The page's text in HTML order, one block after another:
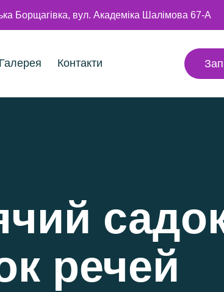
Борщагівка, вул. Академіка Шалімова 67-А
Галерея Контакти
речей